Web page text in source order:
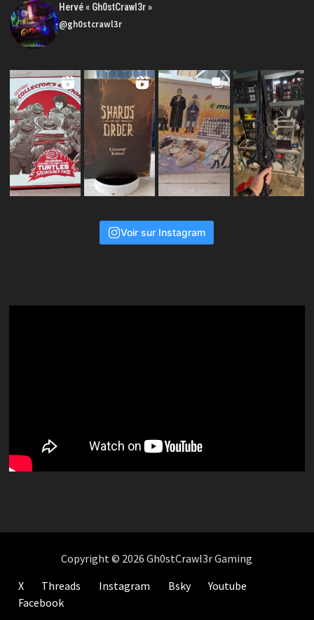
Hervé « Gh0stCrawl3r »
@gh0stcrawl3r
Voir sur Instagram
Copyright © 2026 Gh0stCrawl3r Gaming
X
Threads Instagram Bsky
Youtube
Facebook